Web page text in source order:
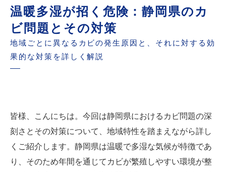
温暖多湿が招く危険：静岡県のカ
ビ問題とその対策
地域ごとに異なるカビの発生原因と、それに対する効
果的な対策を詳しく解説
皆様、こんにちは。今回は静岡県におけるカビ問題の深
刻さとその対策について、地域特性を踏まえながら詳し
くご紹介します。静岡県は温暖で多湿な気候が特徴であ
り、そのため年間を通じてカビが繁殖しやすい環境が整